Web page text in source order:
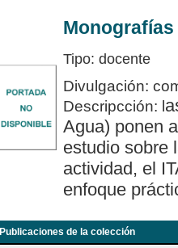
Tipo: docente
Divulgación:
Descripcción: l
Agua) ponen
estudio sobre
actividad, el
enfoque
Publicaciones de la colección